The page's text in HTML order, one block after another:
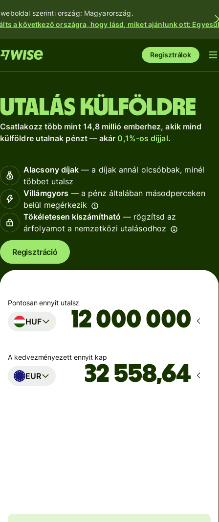
szerinti ország: Magyarország.
a következő országra, hogy lásd, miket ajánlunk ott:
Regisztrálok
Utalás külföldre
Csatlakozz több mint 14,8 millió emberhez, akik mind
külföldre utalnak pénzt — akár 0,1%-os díjjal.
Alacsony díjak — a díjak annál olcsóbbak, minél
többet utalsz
Villámgyors — a pénz általában másodperceken
belül megérkezik
Tökéletesen kiszámítható — rögzítsd az
árfolyamot a nemzetközi utalásodhoz
Regisztráció
Pontosan ennyit utalsz
HUF
A kedvezményezett ennyit kap
EUR